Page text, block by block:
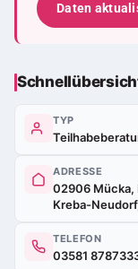
Daten
TYP
ADRESSE
02906 Mücka,
Kreba-
TELEFON
03581